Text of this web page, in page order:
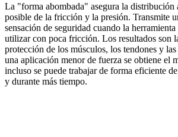
La "forma abombada" asegura la distribución
posible de la fricción y la presión. Transmite
sensación de seguridad cuando la
utilizar con poca fricción. Los resultados son
protección de los músculos, los tendones y
una aplicación menor de fuerza se obtiene el
incluso se puede trabajar de forma eficiente
y durante más tiempo.